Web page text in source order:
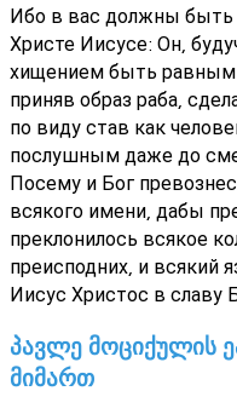
Ибо в вас должны быть
Христе Иисусе: Он,
хищением быть равным
приняв образ раба,
по виду став как
послушным даже до
Посему и Бог
всякого имени, дабы
преклонилось всякое
преисподних, и всякий
Иисус Христос в славу
პავლე მოციქულის
მიმართ